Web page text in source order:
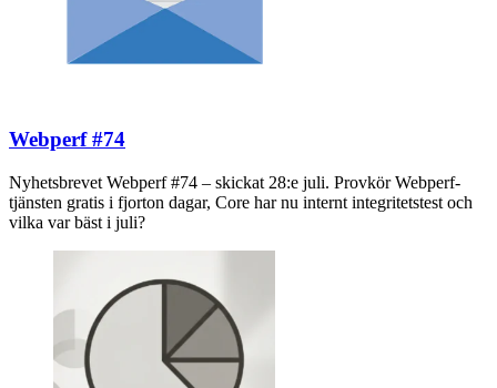
Webperf #74
Nyhetsbrevet Webperf #74 – skickat 28:e juli. Provkör Webperf-
tjänsten gratis i fjorton dagar, Core har nu internt integritetstest och
vilka var bäst i juli?